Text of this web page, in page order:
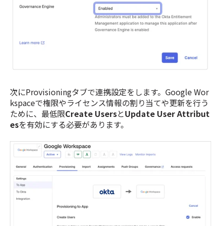
次にProvisioningタブで連携設定をします。Google Wor
kspaceで権限やライセンス情報の割り当てや更新を行う
ために、最低限Create UsersとUpdate User Attribut
esを有効にする必要があります。